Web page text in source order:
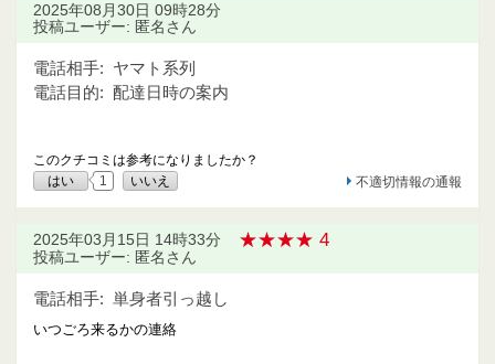
2025年08月30日 09時28分
投稿ユーザー: 匿名さん
電話相手: ヤマト系列
電話目的: 配達日時の案内
このクチコミは参考になりましたか？
はい
1 いいえ 不適切情報の通報
2025年03月15日 14時33分 ★★★★ 4
投稿ユーザー: 匿名さん
電話相手: 単身者引っ越し
いつごろ来るかの連絡